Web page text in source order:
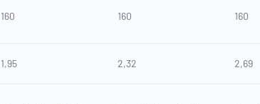
160 160 160
1,95 2,32 2,69